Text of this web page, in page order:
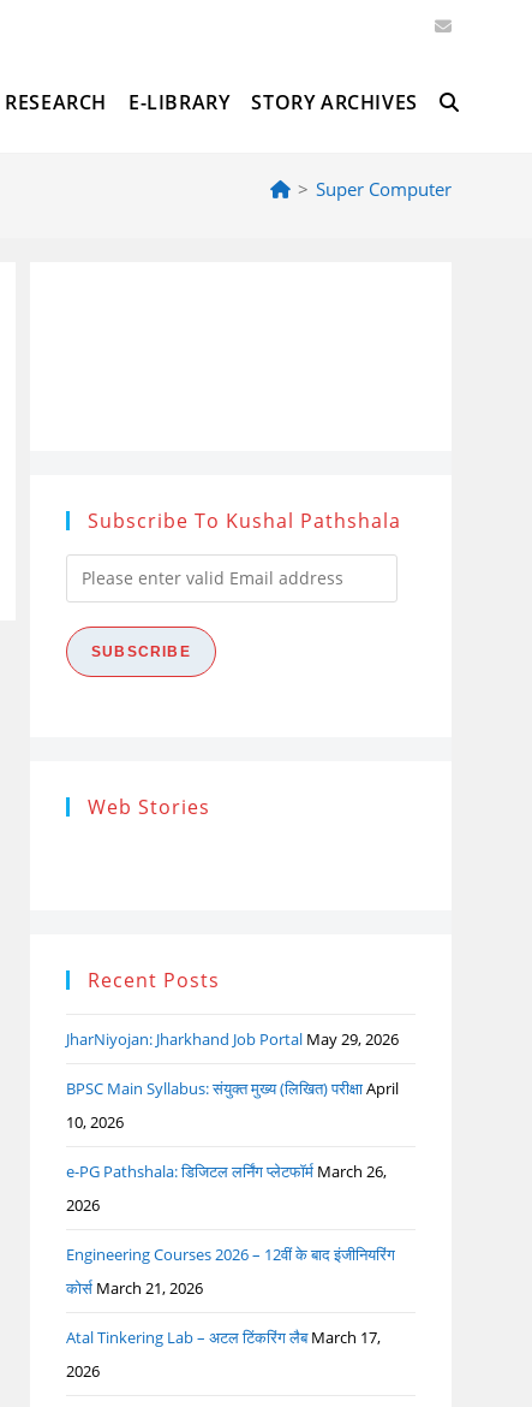
RESEARCH E-LIBRARY STORY ARCHIVES TOGGLE
WEBSITE
> Super Computer
Subscribe To Kushal Pathshala
Please
enter
valid
Email
SUBSCRIBE
Web Stories
Research
Ethics (शोध
Recent Posts
JharNiyojan: Jharkhand Job Portal May 29, 2026
BPSC Main Syllabus: संयुक्त मुख्य (लिखित) परीक्षाApril
10, 2026
e-PG Pathshala: डिजिटल लर्निंग प्लेटफॉर्म March 26,
2026
Engineering Courses 2026 – 12वीं के बाद इंजीनियरिंग
कोर्स March 21, 2026
Atal Tinkering Lab – अटल टिंकरिंग लैब March 17,
2026